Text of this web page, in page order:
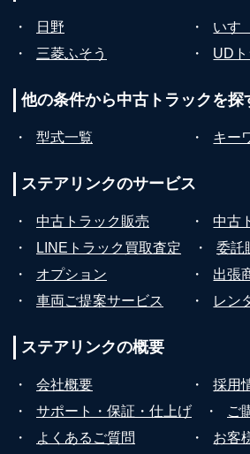
・ 日野 ・
いすゞ
・
三菱ふそう ・ UD
他の条件から中古トラックを探
・ 型式一覧 ・ キー
ステアリンクのサービス
・ 中古トラック販売 ・
中古
・
LINEトラック買取査定 ・
委託
・
オプション ・
出張
・
車両ご提案サービス ・ レン
ステアリンクの概要
・ 会社概要 ・
採用
・
サポート・保証・仕上げ ・
ご
・
よくあるご質問 ・
お客